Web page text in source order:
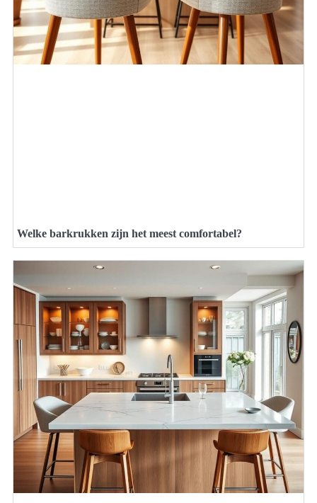
Welke barkrukken zijn het meest comfortabel?